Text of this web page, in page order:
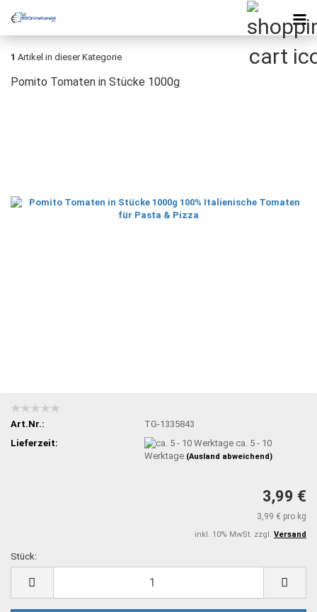
1 Artikel in dieser Kategorie
Pomito Tomaten in Stücke 1000g
Art.Nr.:
TG-1335843
Lieferzeit:
ca. 5 - 10
Werktage (Ausland abweichend)
3,99 €
3,99 € pro kg
inkl. 10% MwSt. zzgl. Versand
Stück: